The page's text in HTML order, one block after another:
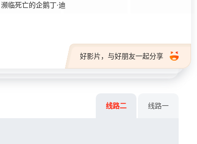
临死亡的企鹅丁·迪
好影片，与好朋友一起分享
线路二 线路一